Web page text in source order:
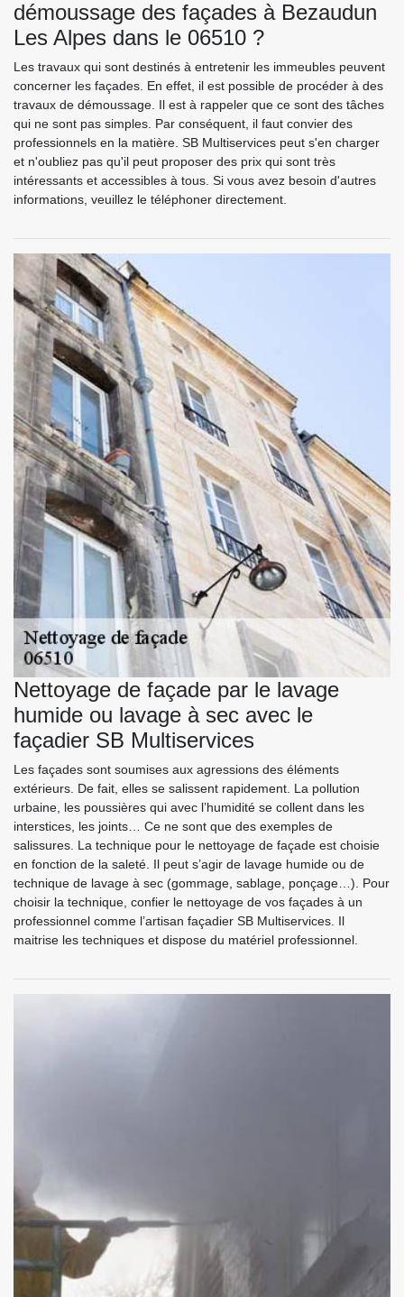
démoussage des façades à Bezaudun
Les Alpes dans le 06510 ?
Les travaux qui sont destinés à entretenir les immeubles peuvent
concerner les façades. En effet, il est possible de procéder à des
travaux de démoussage. Il est à rappeler que ce sont des tâches
qui ne sont pas simples. Par conséquent, il faut convier des
professionnels en la matière. SB Multiservices peut s'en charger
et n'oubliez pas qu'il peut proposer des prix qui sont très
intéressants et accessibles à tous. Si vous avez besoin d'autres
informations, veuillez le téléphoner directement.
Nettoyage de façade par le lavage
humide ou lavage à sec avec le
façadier SB Multiservices
Les façades sont soumises aux agressions des éléments
extérieurs. De fait, elles se salissent rapidement. La pollution
urbaine, les poussières qui avec l’humidité se collent dans les
interstices, les joints… Ce ne sont que des exemples de
salissures. La technique pour le nettoyage de façade est choisie
en fonction de la saleté. Il peut s’agir de lavage humide ou de
technique de lavage à sec (gommage, sablage, ponçage…). Pour
choisir la technique, confier le nettoyage de vos façades à un
professionnel comme l’artisan façadier SB Multiservices. Il
maitrise les techniques et dispose du matériel professionnel.